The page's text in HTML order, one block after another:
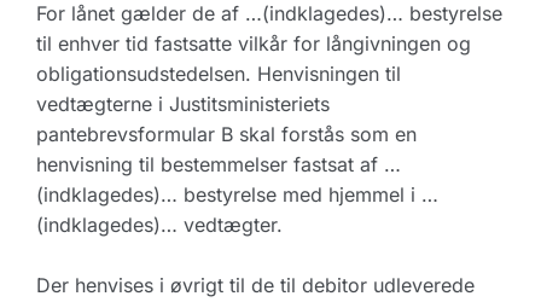
For lånet gælder de af …(indklagedes)… bestyrelse
til enhver tid fastsatte vilkår for långivningen og
obligationsudstedelsen. Henvisningen til
vedtægterne i Justitsministeriets
pantebrevsformular B skal forstås som en
henvisning til bestemmelser fastsat af …
(indklagedes)… bestyrelse med hjemmel i …
(indklagedes)… vedtægter.
Der henvises i øvrigt til de til debitor udleverede